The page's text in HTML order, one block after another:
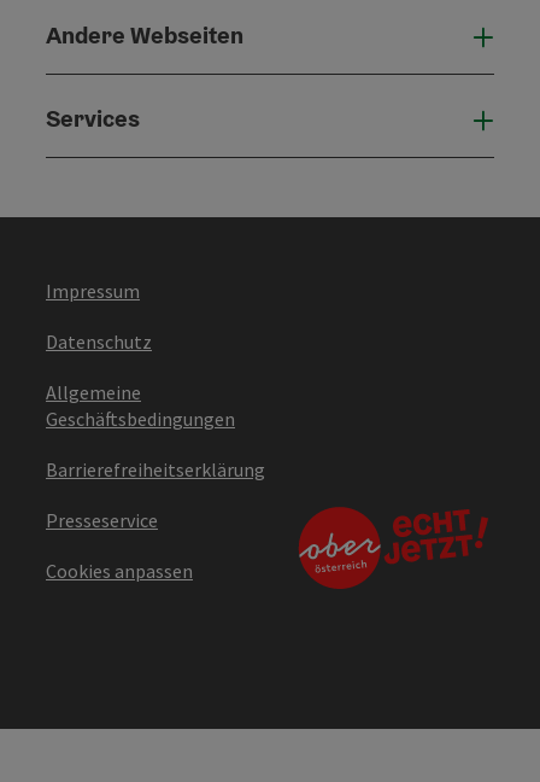
Andere Webseiten
Services
Impressum
Datenschutz
Allgemeine
Geschäftsbedingungen
Barrierefreiheitserklärung
Presseservice
Cookies anpassen